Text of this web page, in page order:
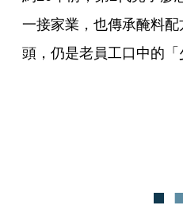
一接家業，也傳承醃料
頭，仍是老員工口中的「